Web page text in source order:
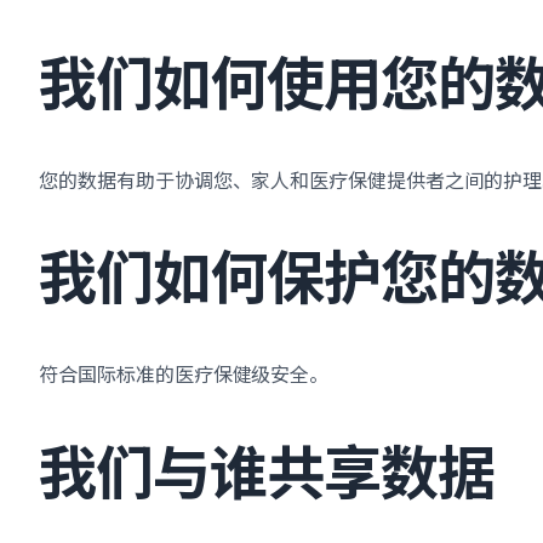
我们如何使用您的
您的数据有助于协调您、家人和医疗保健提供者之间的护理
我们如何保护您的
符合国际标准的医疗保健级安全。
我们与谁共享数据